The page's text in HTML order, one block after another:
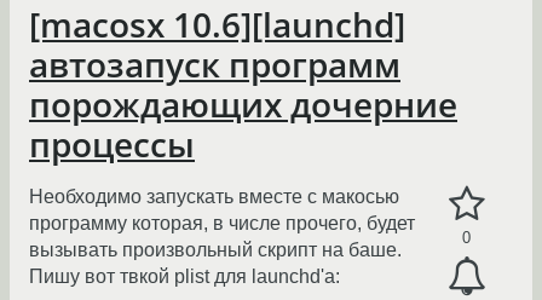
[macosx 10.6][launchd]
автозапуск программ
порождающих дочерние
процессы
0
Необходимо запускать вместе с макосью
программу которая, в числе прочего, будет
вызывать произвольный скрипт на баше.
Пишу вот твкой plist для launchd'а: